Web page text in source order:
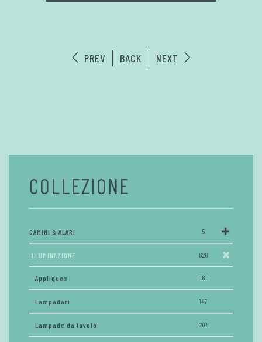
PREV BACK NEXT
COLLEZIONE
CAMINI & ALARI 5
ILLUMINAZIONE 626
Appliques 161
Lampadari 147
Lampade da tavolo 207